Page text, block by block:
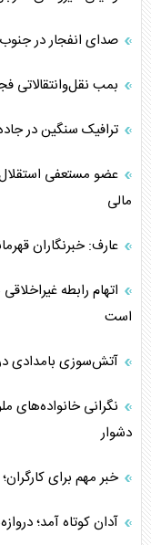
صدای انفجار در جنوب
بمب نقل‌وانتقالاتی
ترافیک سنگین در
عضو مستعفی
مالی
عارف: خبرنگاران
اتهام رابطه
است
آتش‌سوزی بامدادی
نگرانی خانواده‌های
دشوار
خبر مهم برای
آدان کوتاه آمد؛